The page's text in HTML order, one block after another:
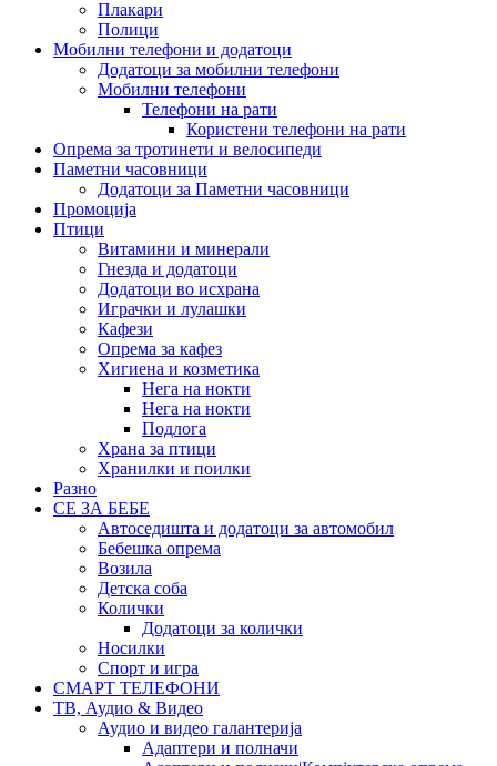
Плакари
Полици
Мобилни телефони и додатоци
Додатоци за мобилни телефони
Мобилни телефони
Телефони на рати
Користени телефони на рати
Опрема за тротинети и велосипеди
Паметни часовници
Додатоци за Паметни часовници
Промоција
Птици
Витамини и минерали
Гнезда и додатоци
Додатоци во исхрана
Играчки и лулашки
Кафези
Опрема за кафез
Хигиена и козметика
Нега на нокти
Нега на нокти
Подлога
Храна за птици
Хранилки и поилки
Разно
СЕ ЗА БЕБЕ
Автоседишта и додатоци за автомобил
Бебешка опрема
Возила
Детска соба
Колички
Додатоци за колички
Носилки
Спорт и игра
СМАРТ ТЕЛЕФОНИ
ТВ, Аудио & Видео
Аудио и видео галантерија
Адаптери и полначи